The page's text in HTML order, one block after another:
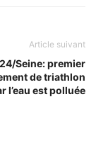
Article suivant
Seine: premier
de triathlon
l’eau est polluée